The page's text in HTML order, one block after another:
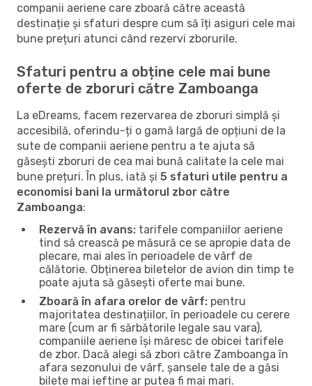
companii aeriene care zboară către această
destinație și sfaturi despre cum să îți asiguri cele mai
bune prețuri atunci când rezervi zborurile.
Sfaturi pentru a obține cele mai bune
oferte de zboruri către Zamboanga
La eDreams, facem rezervarea de zboruri simplă și
accesibilă, oferindu-ți o gamă largă de opțiuni de la
sute de companii aeriene pentru a te ajuta să
găsești zboruri de cea mai bună calitate la cele mai
bune prețuri. În plus, iată și 5 sfaturi utile pentru a
economisi bani la următorul zbor către
Zamboanga:
Rezervă în avans: tarifele companiilor aeriene
tind să crească pe măsură ce se apropie data de
plecare, mai ales în perioadele de vârf de
călătorie. Obținerea biletelor de avion din timp te
poate ajuta să găsești oferte mai bune.
Zboară în afara orelor de vârf: pentru
majoritatea destinațiilor, în perioadele cu cerere
mare (cum ar fi sărbătorile legale sau vara),
companiile aeriene își măresc de obicei tarifele
de zbor. Dacă alegi să zbori către Zamboanga în
afara sezonului de vârf, șansele tale de a găsi
bilete mai ieftine ar putea fi mai mari.